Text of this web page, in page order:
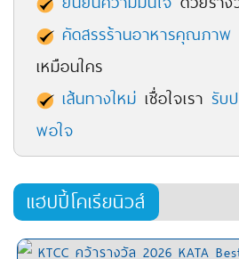
คัดสรรร้านอาหารคุณภาพ
เหมือนใคร
เส้นทางใหม่ เชื่อใจเรา รับ
พอใจ
แฮปปี้โคเรียนิวส์